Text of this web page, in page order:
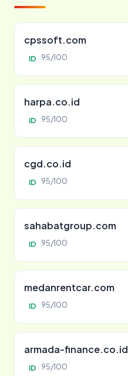
cpssoft.com
ID 95/100
harpa.co.id
ID 95/100
cgd.co.id
ID 95/100
sahabatgroup.com
ID 95/100
medanrentcar.com
ID 95/100
armada-finance.co.id
ID 95/100